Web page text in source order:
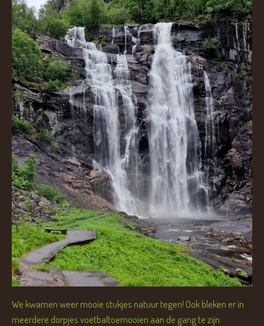
We kwamen weer mooie stukjes natuur tegen! Ook bleken er in
meerdere dorpjes voetbaltoernooien aan de gang te zijn.